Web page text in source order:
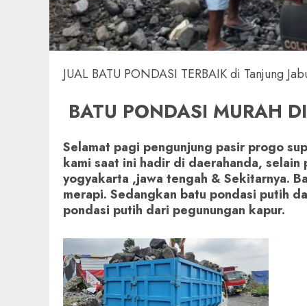
JUAL BATU PONDASI TERBAIK di Tanjung
BATU PONDASI MURAH
Selamat pagi pengunjung pasir progo
kami saat ini hadir di daerahanda,
yogyakarta ,jawa tengah & Sekitarnya.
merapi. Sedangkan batu pondasi putih
pondasi putih dari pegunungan kapur.